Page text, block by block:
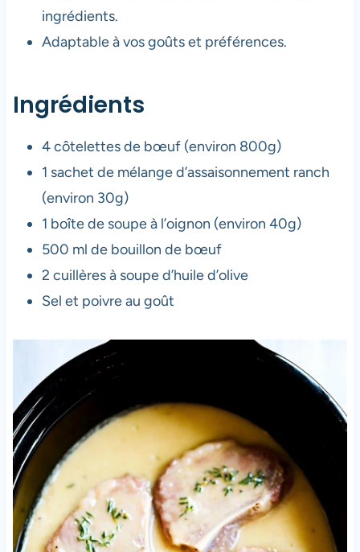
ingrédients.
Adaptable à vos goûts et préférences.
Ingrédients
4 côtelettes de bœuf (environ 800g)
1 sachet de mélange d’assaisonnement ranch
(environ 30g)
1 boîte de soupe à l’oignon (environ 40g)
500 ml de bouillon de bœuf
2 cuillères à soupe d’huile d’olive
Sel et poivre au goût